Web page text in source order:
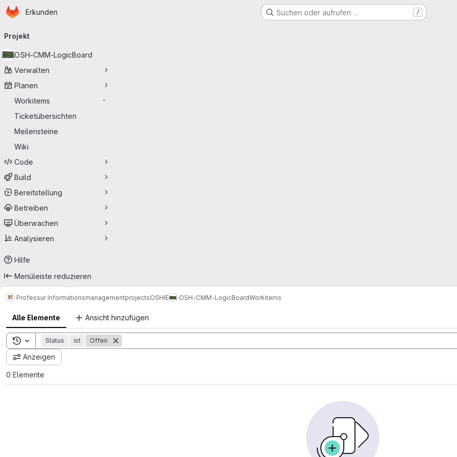
Zum Hauptinhalt springen
StartseiteErkunden Suchen oder aufrufen … /
Projekt
OSH-CMM-LogicBoard
Verwalten
Planen
Workitems
-
Ticketübersichten
Meilensteine
Wiki
Code
Build
Bereitstellung
Betreiben
Überwachen
Analysieren
Hilfe
Menüleiste reduzieren
Professur InformationsmanagementprojectsOSHIE OSH-CMM-LogicBoardWorkitems
Alle Elemente Ansicht hinzufügen
Toggle search history
Status ist Offen
Anzeigen
0 Elemente